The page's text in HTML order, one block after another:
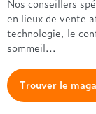
Nos conseillers
en lieux de vente
technologie, le
sommeil...
Trouver le